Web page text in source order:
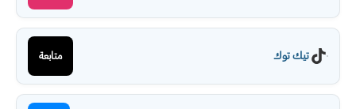
تيك توك متابعة